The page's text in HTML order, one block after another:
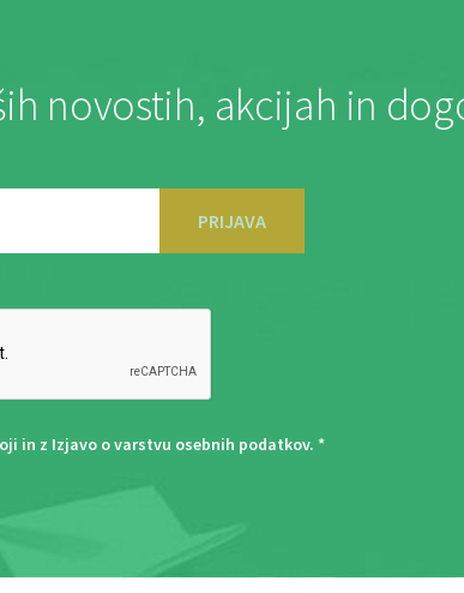
novostih, akcijah in
PRIJAVA
in z Izjavo o varstvu osebnih podatkov. *